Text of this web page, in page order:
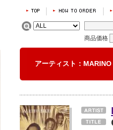
商品価格
アーティスト：